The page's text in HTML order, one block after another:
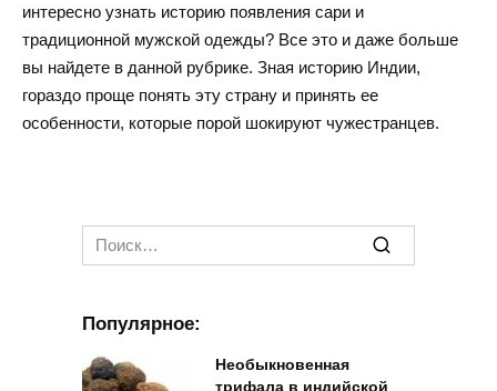
интересно узнать историю появления сари и
традиционной мужской одежды? Все это и даже больше
вы найдете в данной рубрике. Зная историю Индии,
гораздо проще понять эту страну и принять ее
особенности, которые порой шокируют чужестранцев.
Search
for:
Популярное:
Необыкновенная
трифала в индийской